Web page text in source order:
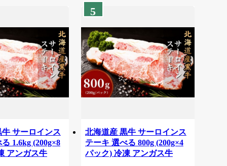
サーロインス
1.6kg (200g×8
) 冷凍 アンガス牛
5
北海道産 黒牛 サーロインス
テーキ 選べる 800g (200g×4
パック) 冷凍 アンガス牛